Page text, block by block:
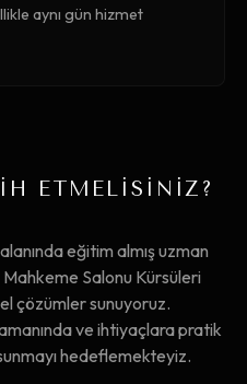
aynı gün hizmet
ETMELİSİNİZ?
eğitim almış uzman
Salonu Kürsüleri
çözümler sunuyoruz.
ve ihtiyaçlara pratik
hedeflemekteyiz.